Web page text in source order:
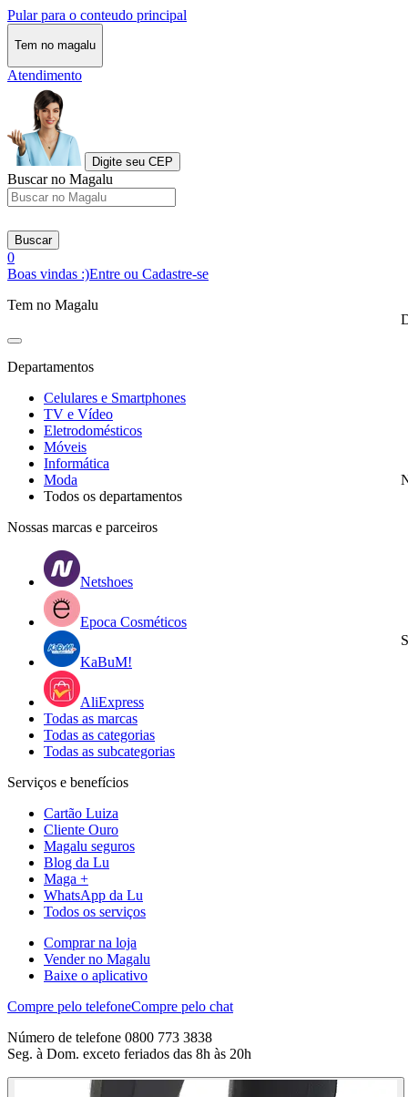
Pular para o conteudo principal
Tem no magalu
Atendimento
Digite seu CEP
Buscar no Magalu
Buscar
0
Boas vindas :)Entre ou Cadastre-se
Tem no Magalu
Departamentos
Celulares e Smartphones
TV e Vídeo
Eletrodomésticos
Móveis
Informática
Moda
Todos os departamentos
Nossas marcas e parceiros
Netshoes
Epoca Cosméticos
KaBuM!
AliExpress
Todas as marcas
Todas as categorias
Todas as subcategorias
Serviços e benefícios
Cartão Luiza
Cliente Ouro
Magalu seguros
Blog da Lu
Maga +
WhatsApp da Lu
Todos os serviços
Comprar na loja
Vender no Magalu
Baixe o aplicativo
Compre pelo telefoneCompre pelo chat
Número de telefone 0800 773 3838
Seg. à Dom. exceto feriados das 8h às 20h